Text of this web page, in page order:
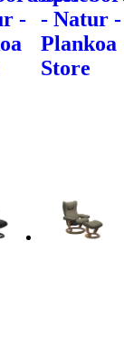
-
- Natur -
Plankoa
Store